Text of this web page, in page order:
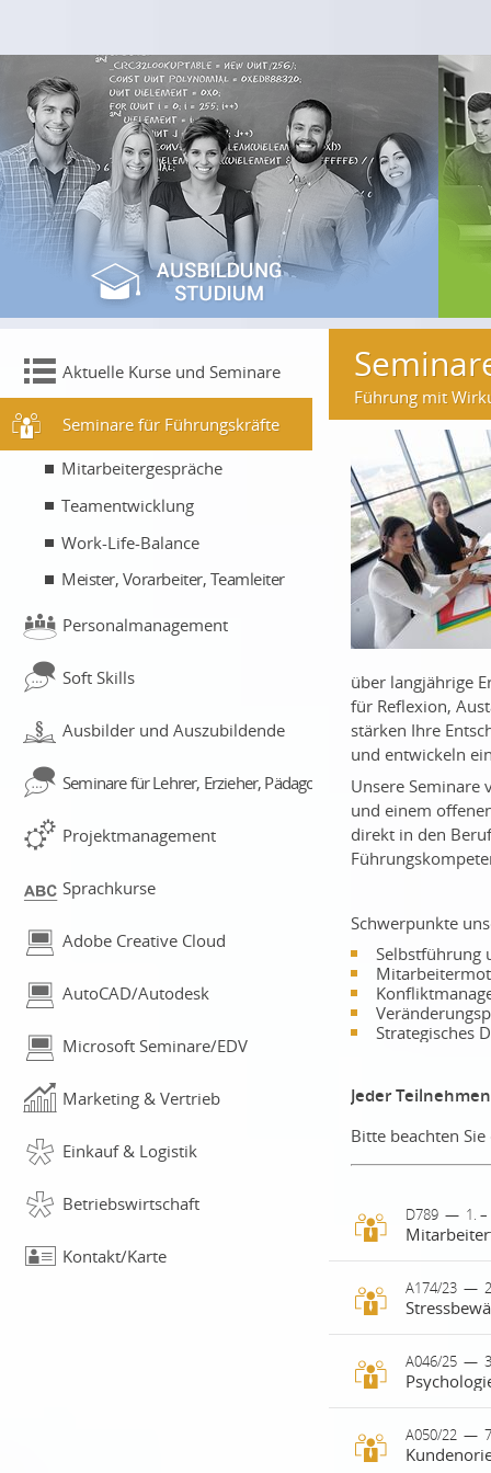
Aktuelle Kurse und Seminare
Seminare für Führungskräfte
Mitarbeitergespräche
Teamentwicklung
Work-Life-Balance
Meister, Vorarbeiter, Teamleiter
Personalmanagement
Soft Skills
Ausbilder und Auszubildende
Seminare für Lehrer, Erzieher, Pädagogen
Projektmanagement
Sprachkurse
Adobe Creative Cloud
AutoCAD/Autodesk
Microsoft Seminare/EDV
Marketing & Vertrieb
Einkauf & Logistik
Betriebswirtschaft
Kontakt/Karte
Führung mit
über langjährige
für Reflexion,
stärken Ihre
und entwickeln
Unsere
und einem
direkt in den
Schwerpunkte
Selbstführung
Strategisches
Jeder
Bitte beachten
D789 — 1.
Motivierte
zum
Sie, wie
Motivation
Sie setzen
praxisnahe
Dabei
Mittelpunkt.
A174/23 —
Stress
Dauerhafte
und das
lernen die
frühzeitig
A046/25 —
Führung ist
treffen.
A050/22 —